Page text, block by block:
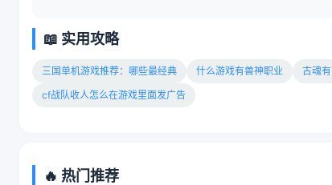
📖 实用攻略
三国单机游戏推荐：哪些最经典 什么游戏有兽神职业 古魂
cf战队收人怎么在游戏里面发广告
🔥 热门推荐